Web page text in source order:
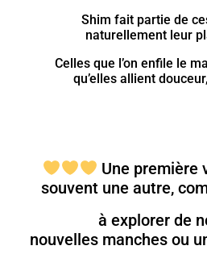
Shim fait partie de
naturellement leur
Celles que l’on enfile le
qu’elles allient
Une première
souvent une autre,
à explorer de
nouvelles manches ou